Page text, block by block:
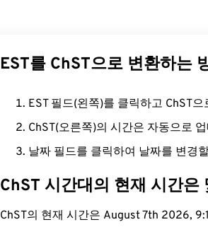
EST를 ChST으로 변환하는
EST 필드(왼쪽)를 클릭하고 ChST
ChST(오른쪽)의 시간은 자동으로
날짜 필드를 클릭하여 날짜를 변경
ChST 시간대의 현재 시간은
ChST의 현재 시간은 August 7th 2026,